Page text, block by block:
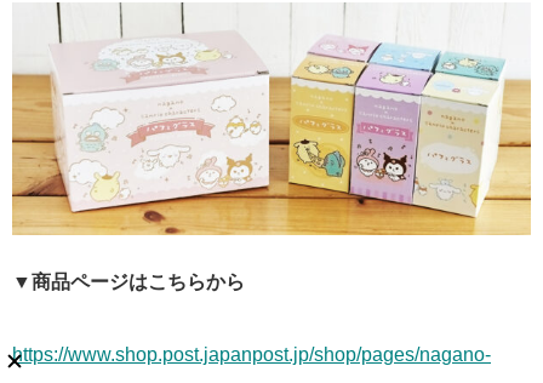
▼商品ページはこちらから
https://www.shop.post.japanpost.jp/shop/pages/nagano-